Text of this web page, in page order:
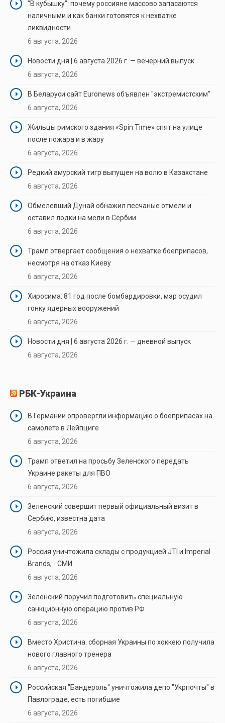
"В кубышку": почему россияне массово запасаются
наличными и как банки готовятся к нехватке
ликвидности
6 августа, 2026
Новости дня | 6 августа 2026 г. — вечерний выпуск
6 августа, 2026
В Беларуси сайт Euronews объявлен "экстремистским"
6 августа, 2026
Жильцы римского здания «Spin Time» спят на улице
после пожара и в жару
6 августа, 2026
Редкий амурский тигр выпущен на волю в Казахстане
6 августа, 2026
Обмелевший Дунай обнажил песчаные отмели и
оставил лодки на мели в Сербии
6 августа, 2026
Трамп отвергает сообщения о нехватке боеприпасов,
несмотря на отказ Киеву
6 августа, 2026
Хиросима: 81 год после бомбардировки, мэр осудил
гонку ядерных вооружений
6 августа, 2026
Новости дня | 6 августа 2026 г. — дневной выпуск
6 августа, 2026
РБК-Украина
В Германии опровергли информацию о боеприпасах на
самолете в Лейпциге
6 августа, 2026
Трамп ответил на просьбу Зеленского передать
Украине ракеты для ПВО
6 августа, 2026
Зеленский совершит первый официальный визит в
Сербию, известна дата
6 августа, 2026
Россия уничтожила склады с продукцией JTI и Imperial
Brands, - СМИ
6 августа, 2026
Зеленский поручил подготовить специальную
санкционную операцию против РФ
6 августа, 2026
Вместо Христича: сборная Украины по хоккею получила
нового главного тренера
6 августа, 2026
Российская "Бандероль" уничтожила депо "Укрпочты" в
Павлограде, есть погибшие
6 августа, 2026